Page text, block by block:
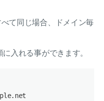
て同じ場合、ドメイン毎
入れる事ができます。